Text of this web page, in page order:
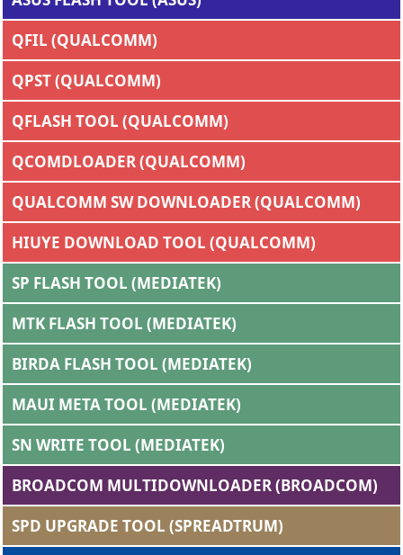
QFIL (QUALCOMM)
QPST (QUALCOMM)
QFLASH TOOL (QUALCOMM)
QCOMDLOADER (QUALCOMM)
QUALCOMM SW DOWNLOADER (QUALCOMM)
HIUYE DOWNLOAD TOOL (QUALCOMM)
SP FLASH TOOL (MEDIATEK)
MTK FLASH TOOL (MEDIATEK)
BIRDA FLASH TOOL (MEDIATEK)
MAUI META TOOL (MEDIATEK)
SN WRITE TOOL (MEDIATEK)
BROADCOM MULTIDOWNLOADER (BROADCOM)
SPD UPGRADE TOOL (SPREADTRUM)